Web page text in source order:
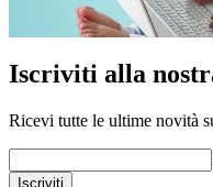
Iscriviti alla
Ricevi tutte le ultime novità